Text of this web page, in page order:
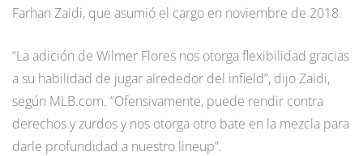
Farhan Zaidi, que asumió el cargo en noviembre de 2018.
“La adición de Wilmer Flores nos otorga flexibilidad gracias
a su habilidad de jugar alrededor del infield”, dijo Zaidi,
según MLB.com. “Ofensivamente, puede rendir contra
derechos y zurdos y nos otorga otro bate en la mezcla para
darle profundidad a nuestro lineup”.